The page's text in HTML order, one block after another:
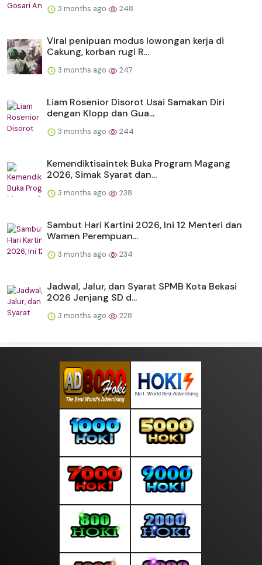
3 months ago 248
Viral penipuan modus lowongan kerja di
Cakung, korban rugi R...
3 months ago 247
Liam Rosenior Disorot Usai Samakan Diri
dengan Klopp dan Gua...
3 months ago 244
Kemendiktisaintek Buka Program Magang
2026, Simak Syarat dan...
3 months ago 238
Sambut Hari Kartini 2026, Ini 12 Menteri dan
Wamen Perempuan...
3 months ago 234
Jadwal, Jalur, dan Syarat SPMB Kota Bekasi
2026 Jenjang SD d...
3 months ago 228